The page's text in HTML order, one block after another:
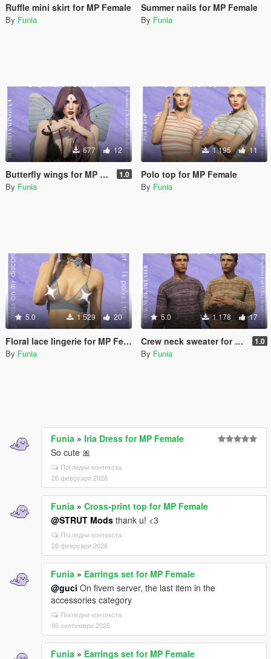
Ruffle mini skirt for MP Female
By Funia
Summer nails for MP Female
By Funia
677 12
Butterfly wings for MP Female & MP Male 1.0
By Funia
1 195 11
Polo top for MP Female
By Funia
5.0 1 529 20
Floral lace lingerie for MP Female
By Funia
5.0 1 178 17
Crew neck sweater for MP male 1.0
By Funia
Funia » Iria Dress for MP Female
So cute 🎀
Погледни контекста
26 февруари 2026
Funia » Cross-print top for MP Female
@STRUT Mods thank u! <3
Погледни контекста
26 февруари 2026
Funia » Earrings set for MP Female
@guci On fivem server, the last item in the
accessories category
Погледни контекста
05 септември 2025
Funia » Earrings set for MP Female